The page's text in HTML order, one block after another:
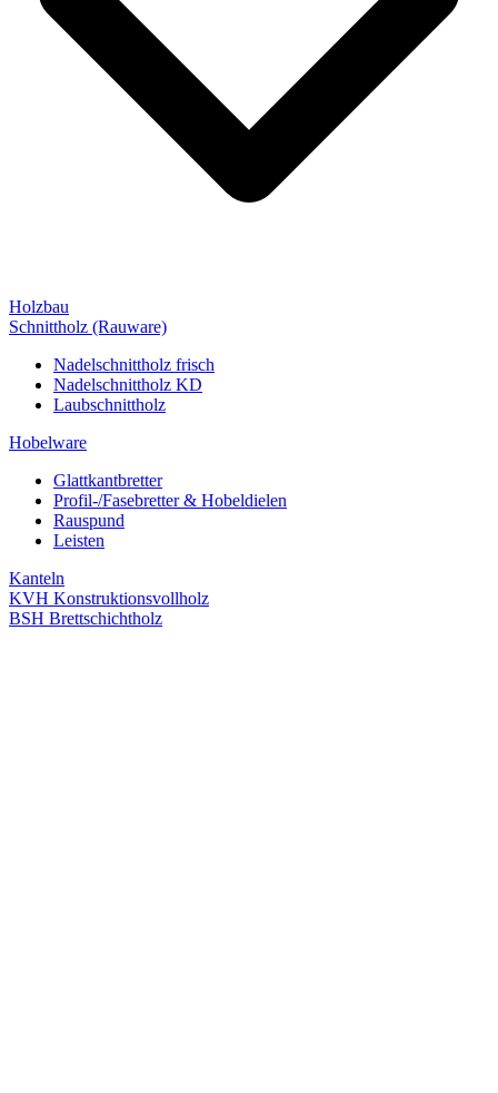
Holzbau
Schnittholz (Rauware)
Nadelschnittholz frisch
Nadelschnittholz KD
Laubschnittholz
Hobelware
Glattkantbretter
Profil-/Fasebretter & Hobeldielen
Rauspund
Leisten
Kanteln
KVH Konstruktionsvollholz
BSH Brettschichtholz